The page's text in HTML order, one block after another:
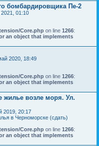
бомбардировщика Пе-2
01:10
Core.php on line 1266:
an object that implements
2020, 18:49
Core.php on line 1266:
an object that implements
жилье возле моря. Ул.
2019, 20:17
в Черноморске (сдать)
Core.php on line 1266:
an object that implements